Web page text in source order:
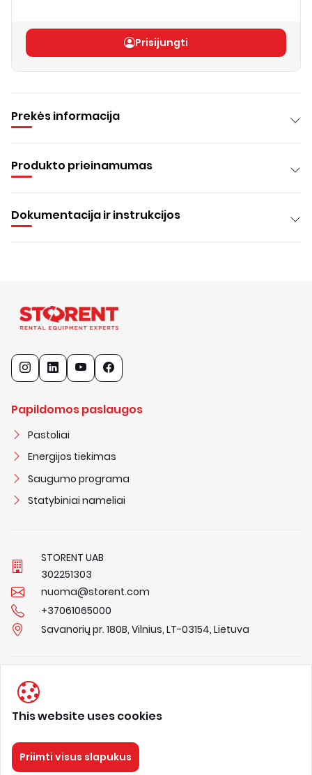
Prisijungti
Prekės informacija
Produkto prieinamumas
Dokumentacija ir instrukcijos
Papildomos paslaugos
Pastoliai
Energijos tiekimas
Saugumo programa
Statybiniai nameliai
STORENT UAB
302251303
nuoma@storent.com
+37061065000
Savanorių pr. 180B, Vilnius, LT-03154, Lietuva
STORENTVisos teisės saugomos 2026.
Privacy Policy
About us
This website uses cookies
Priimti visus slapukus